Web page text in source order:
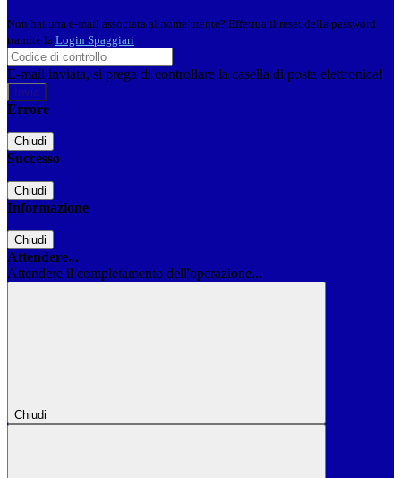
Non hai una e-mail associata al nome utente? Effettua il reset della password
tramite la Login Spaggiari
E-mail inviata, si prega di controllare la casella di posta elettronica!
Errore
Chiudi
Successo
Chiudi
Informazione
Chiudi
Attendere...
Attendere il completamento dell'operazione...
Chiudi